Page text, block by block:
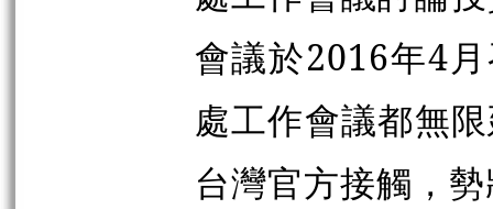
會議於2016年4
處工作會議都無
台灣官方接觸，